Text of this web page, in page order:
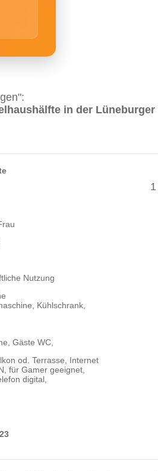
in der Lüneburger
Nutzung
Kühlschrank,
Gäste WC,
od. Terrasse, Internet
für Gamer geeignet,
digital,